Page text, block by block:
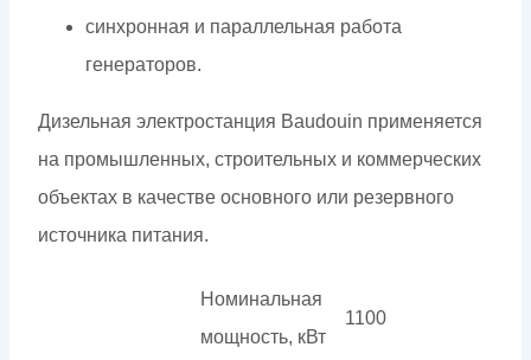
синхронная и параллельная работа
генераторов.
Дизельная электростанция Baudouin применяется
на промышленных, строительных и коммерческих
объектах в качестве основного или резервного
источника питания.
Номинальная
мощность, кВт
1100